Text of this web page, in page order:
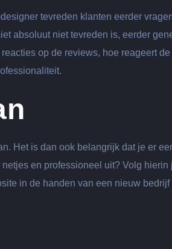
tevreden klanten eerder
absoluut niet tevreden is, eerder
op de reviews, hoe reageert
Het is dan ook belangrijk dat je er
en professioneel uit? Volg hierin
in de handen van een nieuw bedrijf